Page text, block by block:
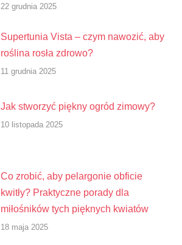
22 grudnia 2025
Supertunia Vista – czym nawozić, aby
roślina rosła zdrowo?
11 grudnia 2025
Jak stworzyć piękny ogród zimowy?
10 listopada 2025
Co zrobić, aby pelargonie obficie
kwitły? Praktyczne porady dla
miłośników tych pięknych kwiatów
18 maja 2025